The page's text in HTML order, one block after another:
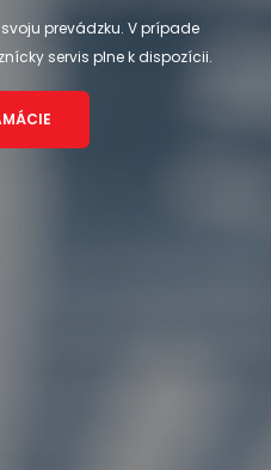
prevádzku. V prípade
servis plne k dispozícii.